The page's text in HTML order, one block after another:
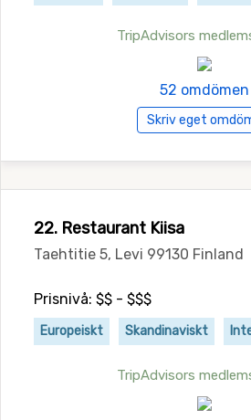
TripAdvisors
52 omdömen
Skriv eget
22. Restaurant Kiisa
Taehtitie 5, Levi 99130 Finland
Prisnivå: $$ - $$$
Europeiskt Skandinaviskt
TripAdvisors